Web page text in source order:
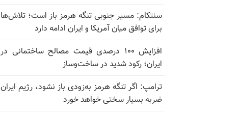
سنتکام: مسیر جنوبی تنگه هرمز باز است؛ تلاش‌ها
برای توافق میان آمریکا و ایران ادامه دارد
افزایش ۱۰۰ درصدی قیمت مصالح ساختمانی در
ایران؛ رکود شدید در ساخت‌وساز
ترامپ: اگر تنگه هرمز به‌زودی باز نشود، رژیم ایران
ضربه بسیار سختی خواهد خورد